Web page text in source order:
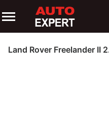
Land Rover Freelander